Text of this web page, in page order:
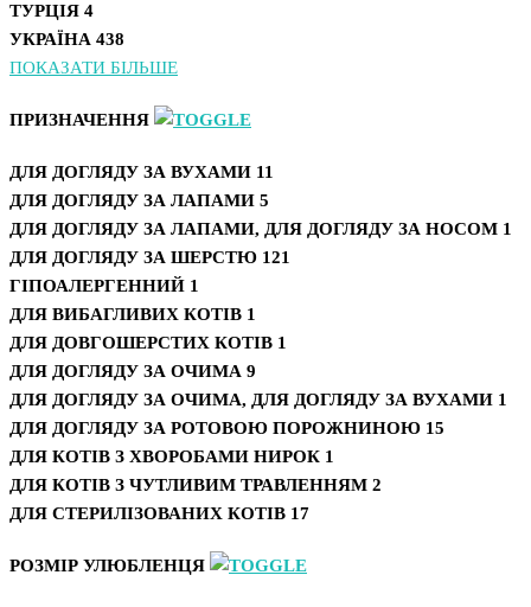
ТУРЦІЯ 4
УКРАЇНА 438
ПОКАЗАТИ БІЛЬШЕ
ПРИЗНАЧЕННЯ
ДЛЯ ДОГЛЯДУ ЗА ВУХАМИ 11
ДЛЯ ДОГЛЯДУ ЗА ЛАПАМИ 5
ДЛЯ ДОГЛЯДУ ЗА ЛАПАМИ, ДЛЯ ДОГЛЯДУ ЗА НОСОМ 1
ДЛЯ ДОГЛЯДУ ЗА ШЕРСТЮ 121
ГІПОАЛЕРГЕННИЙ 1
ДЛЯ ВИБАГЛИВИХ КОТІВ 1
ДЛЯ ДОВГОШЕРСТИХ КОТІВ 1
ДЛЯ ДОГЛЯДУ ЗА ОЧИМА 9
ДЛЯ ДОГЛЯДУ ЗА ОЧИМА, ДЛЯ ДОГЛЯДУ ЗА ВУХАМИ 1
ДЛЯ ДОГЛЯДУ ЗА РОТОВОЮ ПОРОЖНИНОЮ 15
ДЛЯ КОТІВ З ХВОРОБАМИ НИРОК 1
ДЛЯ КОТІВ З ЧУТЛИВИМ ТРАВЛЕННЯМ 2
ДЛЯ СТЕРИЛІЗОВАНИХ КОТІВ 17
РОЗМІР УЛЮБЛЕНЦЯ